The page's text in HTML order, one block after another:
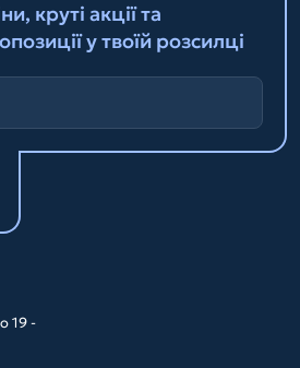
круті акції та
у твоїй розсилці
19 -